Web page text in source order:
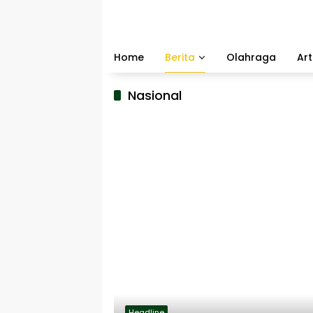
Home
Berita Olahraga
Nasional